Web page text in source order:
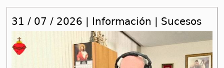
31 / 07 / 2026 | Información | Sucesos